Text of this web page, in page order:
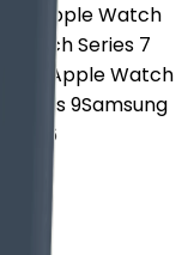
2
Apple Watch
Watch Series 7
Apple Watch
Series 9Samsung
6